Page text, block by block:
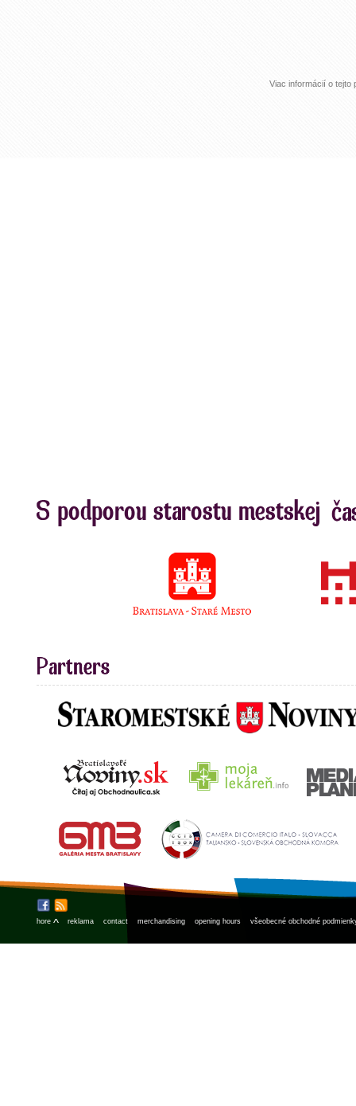
Viac informácií o
hore ^ reklama contact merchandising opening hours všeobecné obchodné